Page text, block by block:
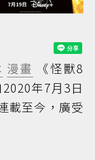
漫畫
《怪獸8
年7月3日
載至今，廣受